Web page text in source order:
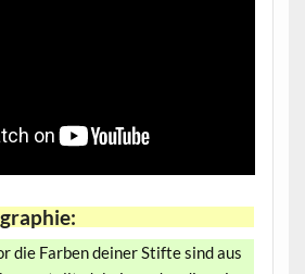
die Farben deiner Stifte sind aus